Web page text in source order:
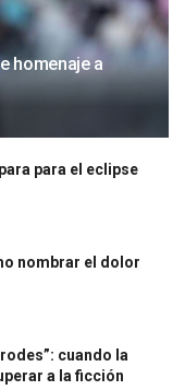
homenaje a
para el eclipse
nombrar el dolor
cuando la
a la ficción